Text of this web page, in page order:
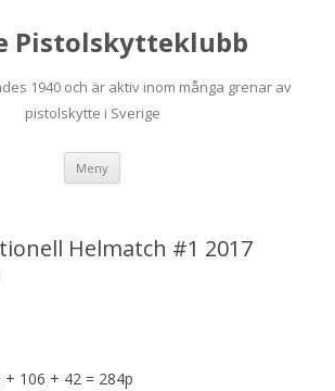
Pistolskytteklubb
1940 och är aktiv inom många grenar av
pistolskytte i Sverige
Meny
Helmatch #1 2017
+ 106 + 42 = 284p